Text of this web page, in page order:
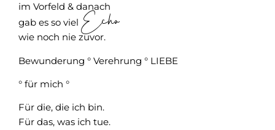
im Vorfeld & danach
gab es so viel Echo
wie noch nie zuvor.
Bewunderung ° Verehrung ° LIEBE
° für mich °
Für die, die ich bin.
Für das, was ich tue.